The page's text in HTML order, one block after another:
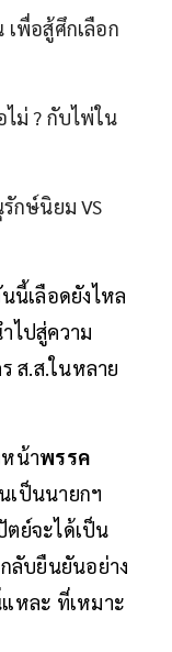
พื่อสู้ศึกเลือก
ม่ ? กับไพ่ใน
กษ์นิยม VS
นี้เลือดยังไหล
ไปสู่ความ
ส.ส.ในหลาย
น้าพรรค
เป็นนายกฯ
ตย์จะได้เป็น
ลับยืนยันอย่าง
หละ ที่เหมาะ